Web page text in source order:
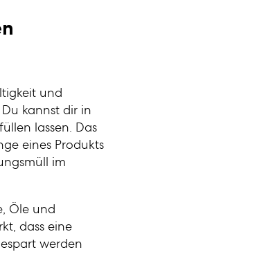
und
kannst dir in
lassen. Das
eines Produkts
im
Öle und
dass eine
werden